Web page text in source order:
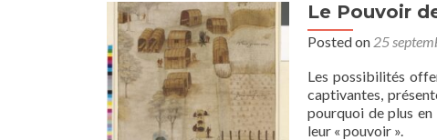
Le Pouvoir
Posted on 25
Les possibilités
captivantes,
pourquoi de plus
leur « pouvoir ».